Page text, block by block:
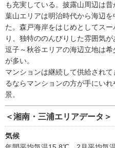
も充実している。披露山周辺は昔
葉山エリアは明治時代から海辺
た。森戸海岸をはじめとしてス
り、独特ののんびりした雰囲気が
逗子～秋谷エリアの海辺立地は
が多い。
マンションは継続して供給され
るならマンションの方が手にい
景。
＜湘南・三浦エリアデータ＞
気候